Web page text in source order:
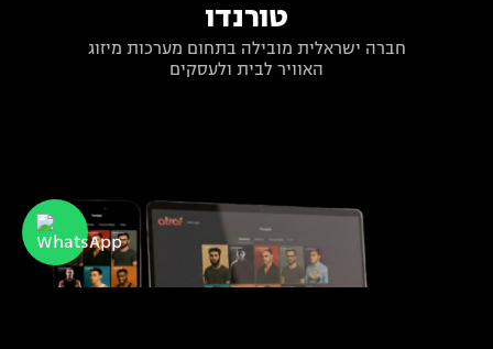
טורנדו
חברה ישראלית מובילה בתחום מערכות מיזוג
האוויר לבית ולעסקים